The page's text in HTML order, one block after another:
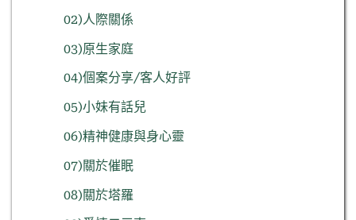
02)人際關係
03)原生家庭
04)個案分享/客人好評
05)小妹有話兒
06)精神健康與身心靈
07)關於催眠
08)關於塔羅